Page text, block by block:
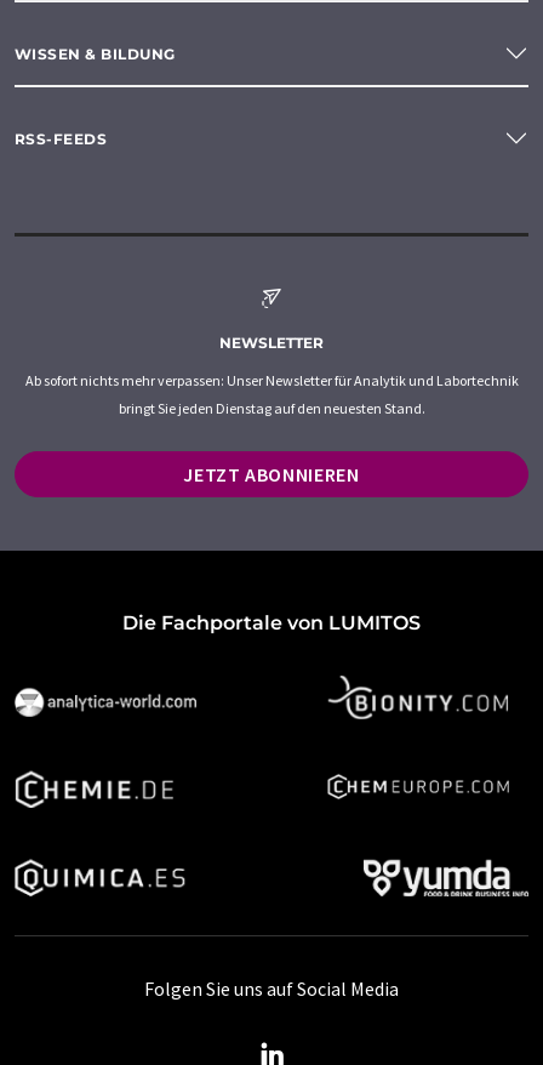
WISSEN & BILDUNG
RSS-FEEDS
NEWSLETTER
Ab sofort nichts mehr verpassen: Unser Newsletter für Analytik und Labortechnik
bringt Sie jeden Dienstag auf den neuesten Stand.
JETZT ABONNIEREN
Die Fachportale von LUMITOS
Folgen Sie uns auf Social Media